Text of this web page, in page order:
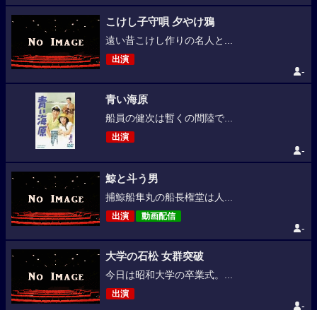
こけし子守唄 夕やけ鴉
遠い昔こけし作りの名人と...
出演
-
青い海原
船員の健次は暫くの間陸で...
出演
-
鯨と斗う男
捕鯨船隼丸の船長権堂は人...
出演 動画配信
-
大学の石松 女群突破
今日は昭和大学の卒業式。...
出演
-